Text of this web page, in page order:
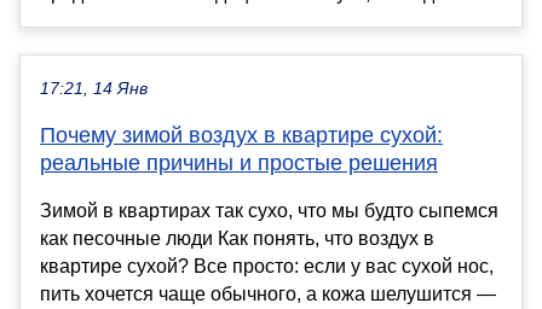
17:21, 14 Янв
Почему зимой воздух в квартире сухой:
реальные причины и простые решения
Зимой в квартирах так сухо, что мы будто сыпемся
как песочные люди Как понять, что воздух в
квартире сухой? Все просто: если у вас сухой нос,
пить хочется чаще обычного, а кожа шелушится —